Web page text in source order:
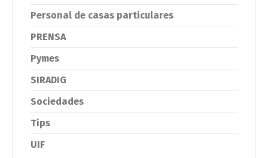
Personal de casas particulares
PRENSA
Pymes
SIRADIG
Sociedades
Tips
UIF